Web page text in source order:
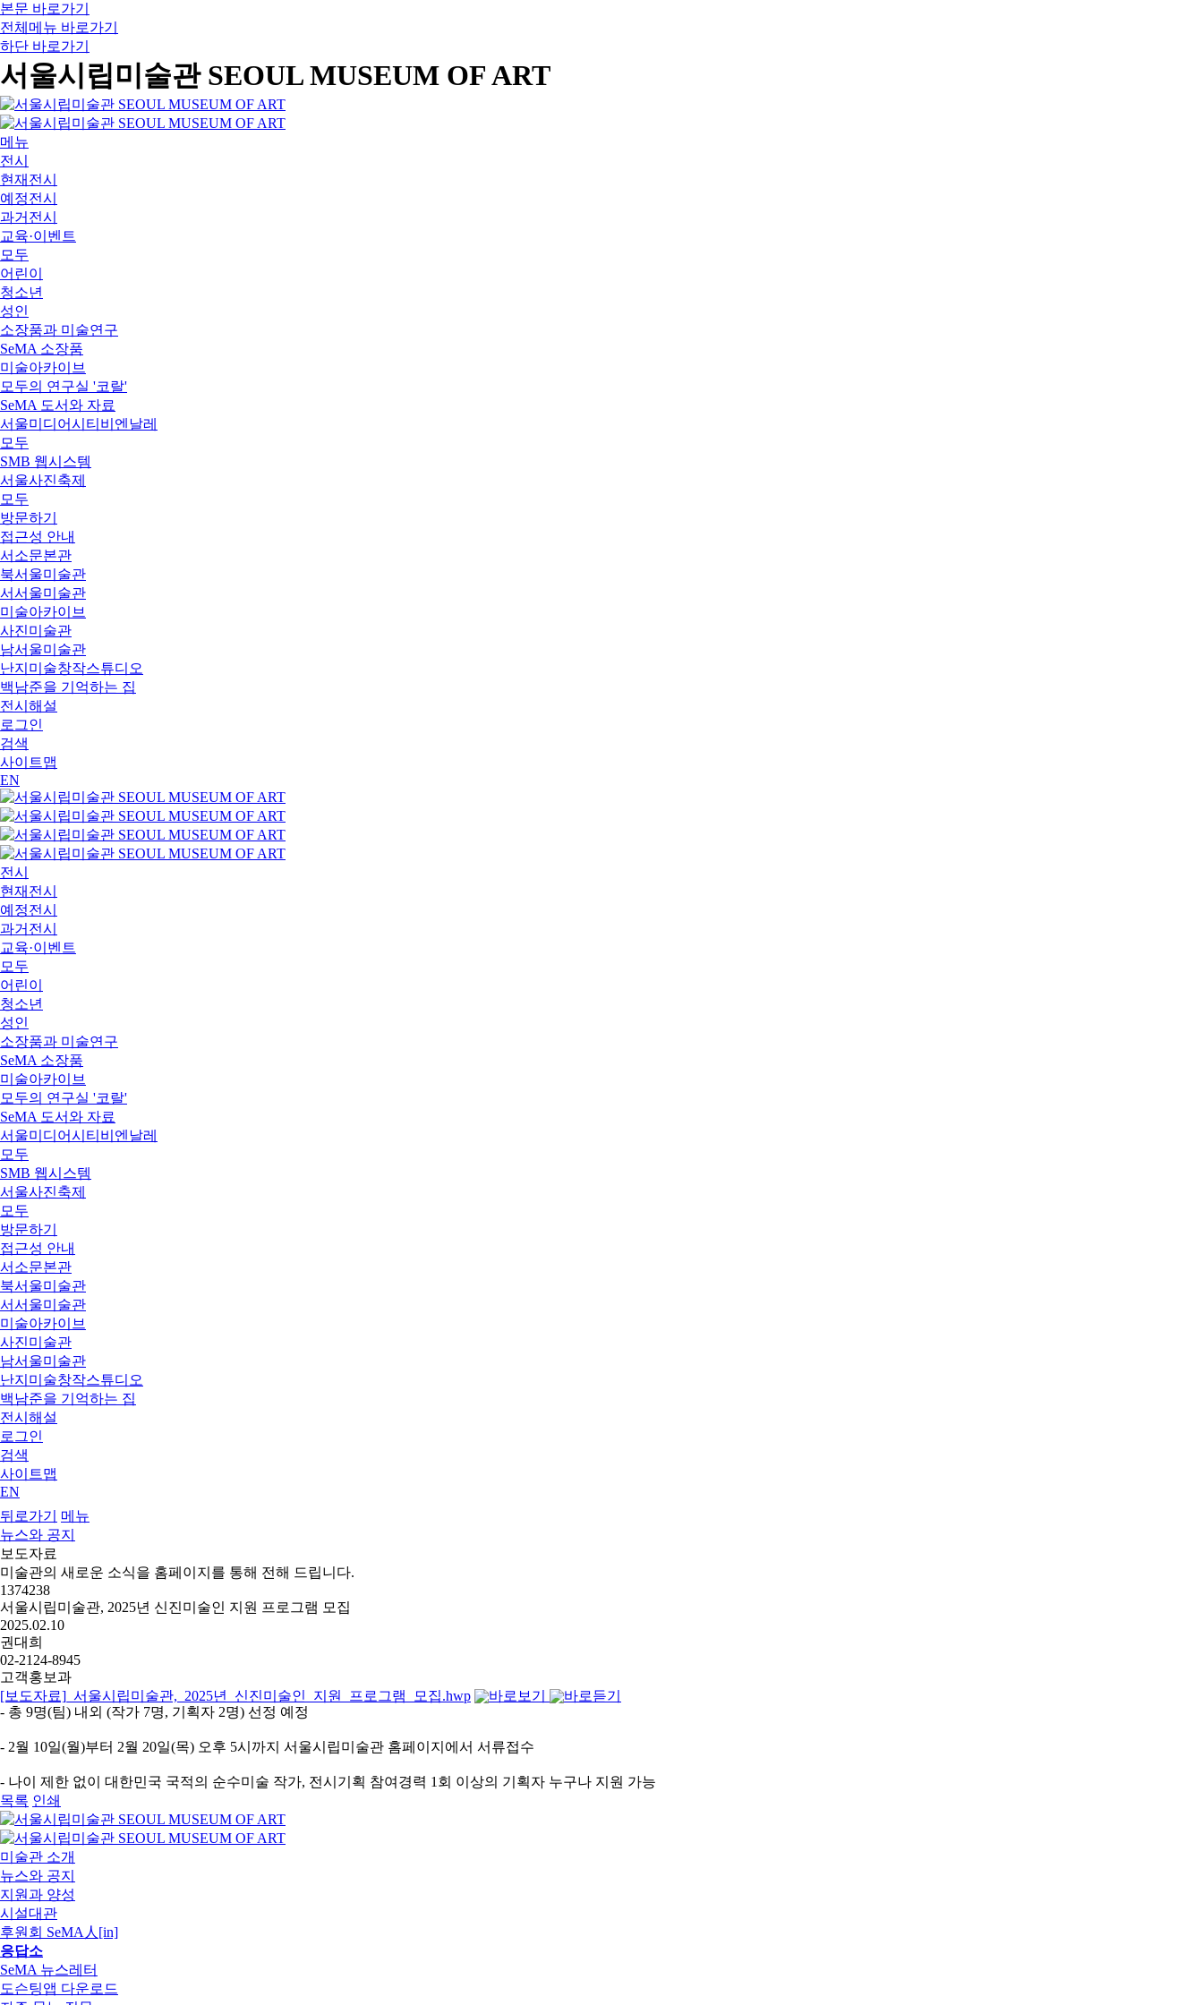
본문 바로가기
전체메뉴 바로가기
하단 바로가기
서울시립미술관 SEOUL MUSEUM OF ART
메뉴
전시
현재전시
예정전시
과거전시
교육·이벤트
모두
어린이
청소년
성인
소장품과 미술연구
SeMA 소장품
미술아카이브
모두의 연구실 '코랄'
SeMA 도서와 자료
서울미디어시티비엔날레
모두
SMB 웹시스템
서울사진축제
모두
방문하기
접근성 안내
서소문본관
북서울미술관
서서울미술관
미술아카이브
사진미술관
남서울미술관
난지미술창작스튜디오
백남준을 기억하는 집
전시해설
로그인
검색
사이트맵
EN
전시
현재전시
예정전시
과거전시
교육·이벤트
모두
어린이
청소년
성인
소장품과 미술연구
SeMA 소장품
미술아카이브
모두의 연구실 '코랄'
SeMA 도서와 자료
서울미디어시티비엔날레
모두
SMB 웹시스템
서울사진축제
모두
방문하기
접근성 안내
서소문본관
북서울미술관
서서울미술관
미술아카이브
사진미술관
남서울미술관
난지미술창작스튜디오
백남준을 기억하는 집
전시해설
로그인
검색
사이트맵
EN
뒤로가기
메뉴
뉴스와 공지
보도자료
미술관의 새로운 소식을 홈페이지를 통해 전해 드립니다.
1374238
서울시립미술관, 2025년 신진미술인 지원 프로그램 모집
2025.02.10
권대희
02-2124-8945
고객홍보과
[보도자료]_서울시립미술관,_2025년_신진미술인_지원_프로그램_모집.hwp
- 총 9명(팀) 내외 (작가 7명, 기획자 2명) 선정 예정
- 2월 10일(월)부터 2월 20일(목) 오후 5시까지 서울시립미술관 홈페이지에서 서류접수
- 나이 제한 없이 대한민국 국적의 순수미술 작가, 전시기획 참여경력 1회 이상의 기획자 누구나 지원 가능
목록 인쇄
미술관 소개
뉴스와 공지
지원과 양성
시설대관
후원회 SeMA人[in]
응답소
SeMA 뉴스레터
도슨팅앱 다운로드